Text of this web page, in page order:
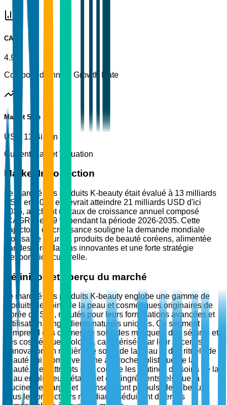
CAGR
4.9%
Compound Annual Growth Rate
Market Size
USD 13 Billion
Current Market Valuation
Market Introduction
Le marché des produits K-beauty était évalué à 13 milliards
USD en 2025 et devrait atteindre 21 milliards USD d'ici
2035, affichant un taux de croissance annuel composé
(CAGR) de 4,9 % pendant la période 2026-2035. Cette
trajectoire de croissance souligne la demande mondiale
croissante pour les produits de beauté coréens, alimentée
par des formulations innovantes et une forte stratégie
d'exportation culturelle.
Définition et aperçu du marché
Le marché des produits K-beauty englobe une gamme de
produits de soins de la peau et cosmétiques originaires de
Corée du Sud, réputés pour leurs formulations avancées et
l'utilisation d'ingrédients naturels uniques. Ce segment
comprend des crèmes de soin, des masques, des sérums et
des cosmétiques colorés, caractérisés par leur accent sur
l'innovation en matière de soins de la peau et des rituels de
beauté qui promeuvent une approche holistique de la
beauté. Des attributs clés comme les routines de soins de la
peau en plusieurs étapes et des ingrédients tels que la
mucine d'escargot et le ginseng ont propulsé le K-beauty
sous les projecteurs mondiaux, séduisant diverses